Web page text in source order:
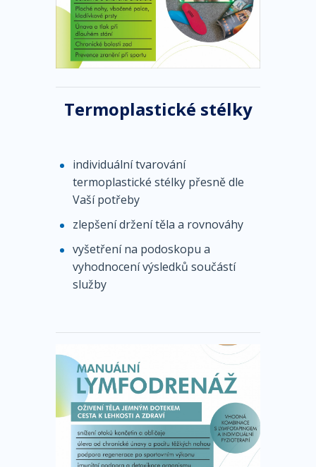
Termoplastické stélky
individuální tvarování
termoplastické stélky přesně dle
Vaší potřeby
zlepšení držení těla a rovnováhy
vyšetření na podoskopu a
vyhodnocení výsledků součástí
služby